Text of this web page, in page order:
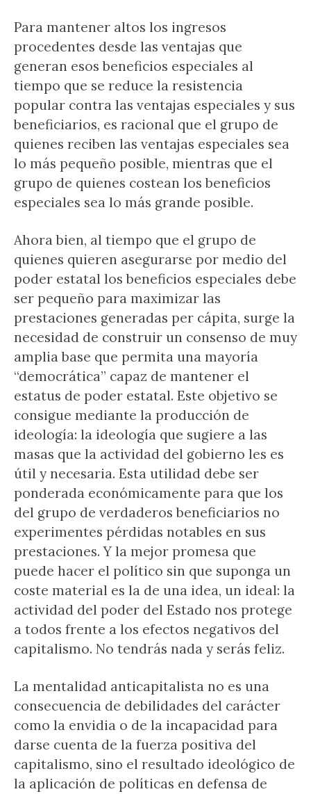
Para mantener altos los ingresos
procedentes desde las ventajas que
generan esos beneficios especiales al
tiempo que se reduce la resistencia
popular contra las ventajas especiales y sus
beneficiarios, es racional que el grupo de
quienes reciben las ventajas especiales sea
lo más pequeño posible, mientras que el
grupo de quienes costean los beneficios
especiales sea lo más grande posible.
Ahora bien, al tiempo que el grupo de
quienes quieren asegurarse por medio del
poder estatal los beneficios especiales debe
ser pequeño para maximizar las
prestaciones generadas per cápita, surge la
necesidad de construir un consenso de muy
amplia base que permita una mayoría
“democrática” capaz de mantener el
estatus de poder estatal. Este objetivo se
consigue mediante la producción de
ideología: la ideología que sugiere a las
masas que la actividad del gobierno les es
útil y necesaria. Esta utilidad debe ser
ponderada económicamente para que los
del grupo de verdaderos beneficiarios no
experimentes pérdidas notables en sus
prestaciones. Y la mejor promesa que
puede hacer el político sin que suponga un
coste material es la de una idea, un ideal: la
actividad del poder del Estado nos protege
a todos frente a los efectos negativos del
capitalismo. No tendrás nada y serás feliz.
La mentalidad anticapitalista no es una
consecuencia de debilidades del carácter
como la envidia o de la incapacidad para
darse cuenta de la fuerza positiva del
capitalismo, sino el resultado ideológico de
la aplicación de políticas en defensa de